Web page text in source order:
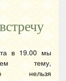
в 19.00 мы
тему,
нельзя